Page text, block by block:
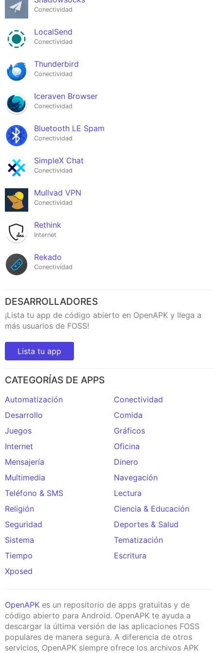
Conectividad
LocalSend
Conectividad
Thunderbird
Conectividad
Iceraven Browser
Conectividad
Bluetooth LE Spam
Conectividad
SimpleX Chat
Conectividad
Mullvad VPN
Conectividad
Rethink
Internet
Rekado
Conectividad
DESARROLLADORES
¡Lista tu app de código abierto en OpenAPK y llega a
más usuarios de FOSS!
Lista tu app
CATEGORÍAS DE APPS
Automatización
Conectividad
Desarrollo
Comida
Juegos
Gráficos
Internet
Oficina
Mensajería
Dinero
Multimedia
Navegación
Teléfono & SMS
Lectura
Religión
Ciencia & Educación
Seguridad
Deportes & Salud
Sistema
Tematización
Tiempo
Escritura
Xposed
OpenAPK es un repositorio de apps gratuitas y de
código abierto para Android. OpenAPK te ayuda a
descargar la última versión de las aplicaciones FOSS
populares de manera segura. A diferencia de otros
servicios, OpenAPK siempre ofrece los archivos APK